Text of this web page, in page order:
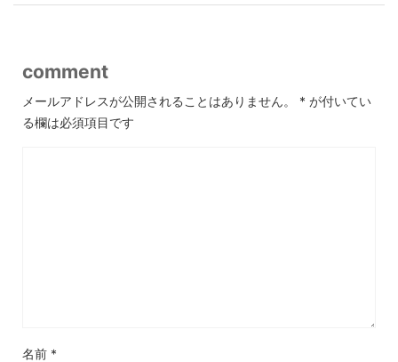
comment
メールアドレスが公開されることはありません。 * が付いてい
る欄は必須項目です
名前 *